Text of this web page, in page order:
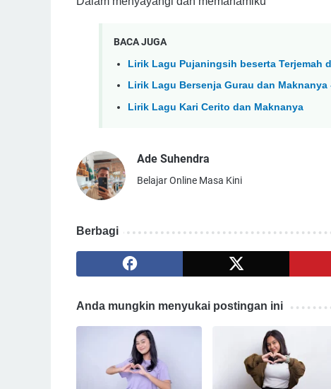
BACA JUGA
Lirik Lagu Pujaningsih beserta Terjemah
Lirik Lagu Bersenja Gurau dan Maknanya
Lirik Lagu Kari Cerito dan Maknanya
Ade Suhendra
Belajar Online Masa Kini
Berbagi
Anda mungkin menyukai postingan ini